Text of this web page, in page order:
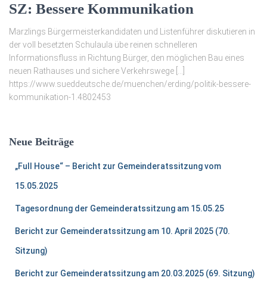
SZ: Bessere Kommunikation
Marzlings Bürgermeisterkandidaten und Listenführer diskutieren in
der voll besetzten Schulaula übe reinen schnelleren
Informationsfluss in Richtung Bürger, den möglichen Bau eines
neuen Rathauses und sichere Verkehrswege […]
https://www.sueddeutsche.de/muenchen/erding/politik-bessere-
kommunikation-1.4802453
Neue Beiträge
„Full House“ – Bericht zur Gemeinderatssitzung vom
15.05.2025
Tagesordnung der Gemeinderatssitzung am 15.05.25
Bericht zur Gemeinderatssitzung am 10. April 2025 (70.
Sitzung)
Bericht zur Gemeinderatssitzung am 20.03.2025 (69. Sitzung)